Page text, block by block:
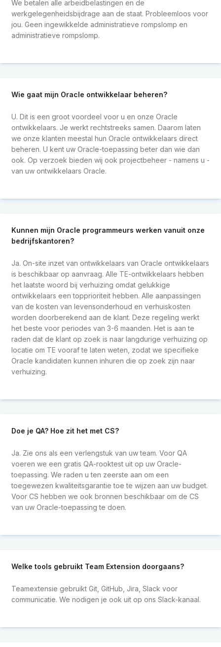
We betalen alle arbeidbelastingen en de
werkgelegenheidsbijdrage aan de staat. Probleemloos voor
jou. Geen ingewikkelde administratieve rompslomp en
administratieve rompslomp.
Wie gaat mijn Oracle ontwikkelaar beheren?
U. Dit is een groot voordeel voor u en onze Oracle
ontwikkelaars. Je werkt rechtstreeks samen. Daarom laten
we onze klanten meestal hun Oracle ontwikkelaars direct
beheren. U kent uw Oracle-toepassing beter dan wie dan
ook. Op verzoek bieden wij ook projectbeheer - namens u -
van uw ontwikkelaars Oracle.
Kunnen mijn Oracle programmeurs werken vanuit onze
bedrijfskantoren?
Ja. On-site inzet van ontwikkelaars van Oracle ontwikkelaars
is beschikbaar op aanvraag. Alle TE-ontwikkelaars hebben
het laatste woord bij verhuizing omdat gelukkige
ontwikkelaars een topprioriteit hebben. Alle aanpassingen
van de kosten van levensonderhoud en verhuiskosten
worden doorberekend aan de klant. Deze regeling werkt
het beste voor periodes van 3-6 maanden. Het is aan te
raden dat de klant op zoek is naar langdurige verhuizing op
locatie om TE vooraf te laten weten, zodat we specifieke
Oracle kandidaten kunnen inhuren die op zoek zijn naar
verhuizing.
Doe je QA? Hoe zit het met CS?
Ja. Zie ons als een verlengstuk van uw team. Voor QA
voeren we een gratis QA-rooktest uit op uw Oracle-
toepassing. We raden u ten zeerste aan om een
toegewezen kwaliteitsgarantie toe te wijzen aan uw budget.
Voor CS hebben we ook bronnen beschikbaar om de CS
van uw Oracle-toepassing te doen.
Welke tools gebruikt Team Extension doorgaans?
Teamextensie gebruikt Git, GitHub, Jira, Slack voor
communicatie. We nodigen je ook uit op ons Slack-kanaal.